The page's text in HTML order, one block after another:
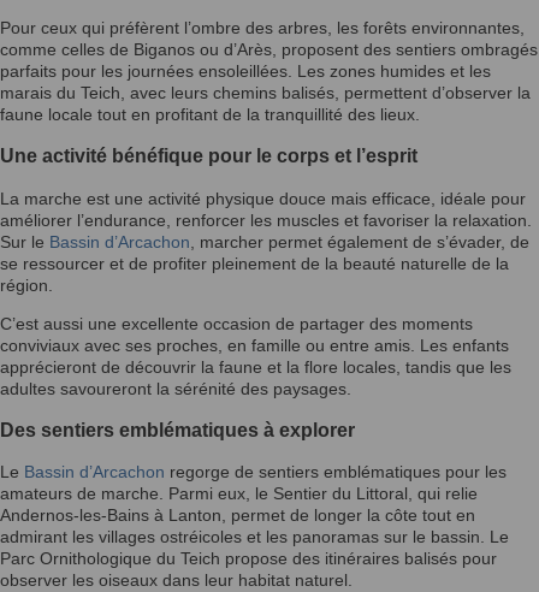
Pour ceux qui préfèrent l’ombre des arbres, les forêts environnantes,
comme celles de Biganos ou d’Arès, proposent des sentiers ombragés
parfaits pour les journées ensoleillées. Les zones humides et les
marais du Teich, avec leurs chemins balisés, permettent d’observer la
faune locale tout en profitant de la tranquillité des lieux.
Une activité bénéfique pour le corps et l’esprit
La marche est une activité physique douce mais efficace, idéale pour
améliorer l’endurance, renforcer les muscles et favoriser la relaxation.
Sur le Bassin d’Arcachon , marcher permet également de s’évader, de
se ressourcer et de profiter pleinement de la beauté naturelle de la
région.
C’est aussi une excellente occasion de partager des moments
conviviaux avec ses proches, en famille ou entre amis. Les enfants
apprécieront de découvrir la faune et la flore locales, tandis que les
adultes savoureront la sérénité des paysages.
Des sentiers emblématiques à explorer
Le Bassin d’Arcachon regorge de sentiers emblématiques pour les
amateurs de marche. Parmi eux, le Sentier du Littoral, qui relie
Andernos-les-Bains à Lanton, permet de longer la côte tout en
admirant les villages ostréicoles et les panoramas sur le bassin. Le
Parc Ornithologique du Teich propose des itinéraires balisés pour
observer les oiseaux dans leur habitat naturel.